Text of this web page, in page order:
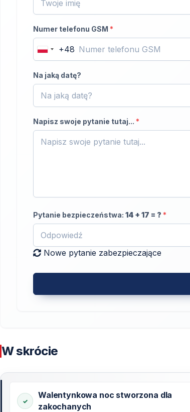
Numer telefonu GSM *
Poland
+48
+48
Na jaką datę?
Napisz swoje pytanie tutaj... *
Pytanie bezpieczeństwa: 14 + 17 = ? *
Nowe pytanie zabezpieczające
W skrócie
Walentynkowa noc stworzona dla
zakochanych